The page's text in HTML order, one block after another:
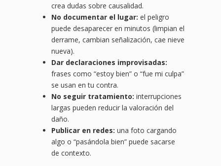
crea dudas sobre causalidad.
No documentar el lugar: el peligro
puede desaparecer en minutos (limpian el
derrame, cambian señalización, cae nieve
nueva).
Dar declaraciones improvisadas:
frases como “estoy bien” o “fue mi culpa”
se usan en tu contra.
No seguir tratamiento: interrupciones
largas pueden reducir la valoración del
daño.
Publicar en redes: una foto cargando
algo o “pasándola bien” puede sacarse
de contexto.